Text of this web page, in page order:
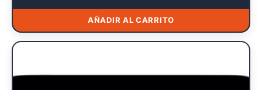
AÑADIR AL CARRITO